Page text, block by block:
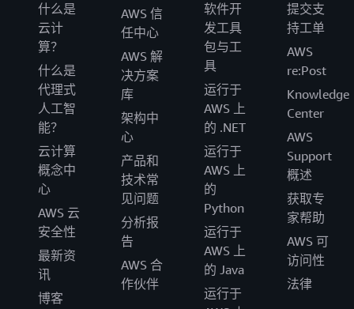
什么是
云计
算？
什么是
代理式
人工智
能？
云计算
概念中
心
AWS 云
安全性
最新资
讯
博客
AWS 信
任中心
AWS 解
决方案
库
架构中
心
产品和
技术常
见问题
分析报
告
AWS 合
作伙伴
软件开
发工具
包与工
具
运行于
AWS 上
的 .NET
运行于
AWS 上
的
Python
运行于
AWS 上
的 Java
运行于
提交支
持工单
AWS
re:Post
Knowledge
Center
AWS
Support
概述
获取专
家帮助
AWS 可
访问性
法律